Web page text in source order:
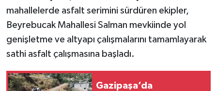
mahallelerde asfalt serimini sürdüren ekipler,
Beyrebucak Mahallesi Salman mevkiinde yol
genişletme ve altyapı çalışmalarını tamamlayarak
sathi asfalt çalışmasına başladı.
Gazipaşa’da